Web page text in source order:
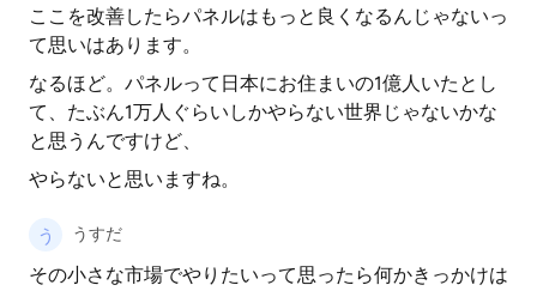
ここを改善したらパネルはもっと良くなるんじゃないっ
て思いはあります。
なるほど。パネルって日本にお住まいの1億人いたとし
て、たぶん1万人ぐらいしかやらない世界じゃないかな
と思うんですけど、
やらないと思いますね。
うすだ
その小さな市場でやりたいって思ったら何かきっかけは